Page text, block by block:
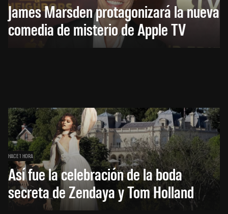
James Marsden protagonizará la nueva
comedia de misterio de Apple TV
HACE 1 HORA
Así fue la celebración de la boda
secreta de Zendaya y Tom Holland